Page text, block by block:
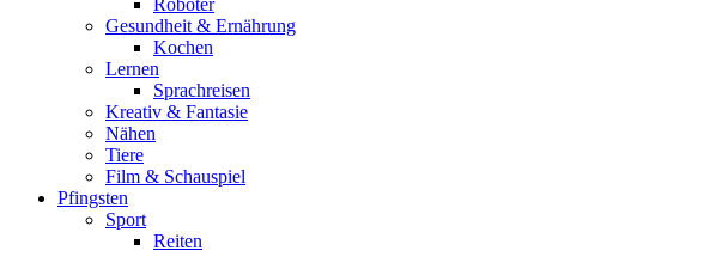
Gesundheit & Ernährung
Kochen
Lernen
Sprachreisen
Kreativ & Fantasie
Nähen
Tiere
Film & Schauspiel
Pfingsten
Sport
Reiten